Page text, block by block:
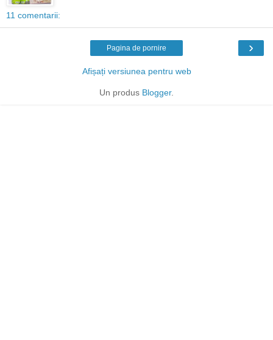
11 comentarii:
›
Pagina de pornire
Afișați versiunea pentru web
Un produs Blogger.